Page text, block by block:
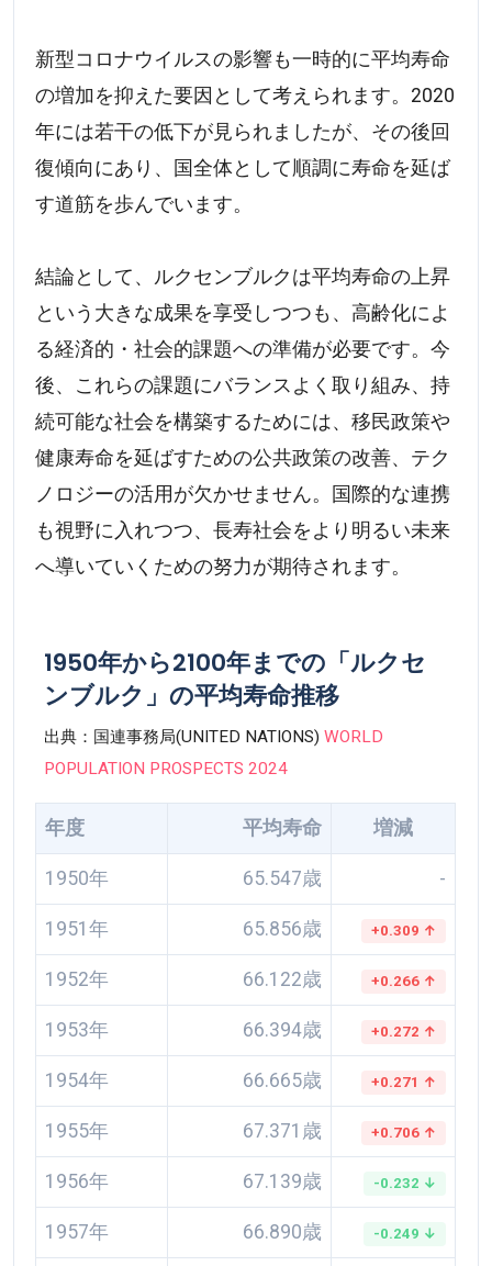
新型コロナウイルスの影響も一時的に平均寿命
の増加を抑えた要因として考えられます。2020
年には若干の低下が見られましたが、その後回
復傾向にあり、国全体として順調に寿命を延ば
す道筋を歩んでいます。
結論として、ルクセンブルクは平均寿命の上昇
という大きな成果を享受しつつも、高齢化によ
る経済的・社会的課題への準備が必要です。今
後、これらの課題にバランスよく取り組み、持
続可能な社会を構築するためには、移民政策や
健康寿命を延ばすための公共政策の改善、テク
ノロジーの活用が欠かせません。国際的な連携
も視野に入れつつ、長寿社会をより明るい未来
へ導いていくための努力が期待されます。
1950年から2100年までの「ルクセ
ンブルク」の平均寿命推移
出典：国連事務局(UNITED NATIONS)WORLD
POPULATION PROSPECTS 2024
年度 平均寿命 増減
1950年 65.547歳 -
1951年 65.856歳 +0.309 ↑
1952年 66.122歳 +0.266 ↑
1953年 66.394歳 +0.272 ↑
1954年 66.665歳 +0.271 ↑
1955年 67.371歳 +0.706 ↑
1956年 67.139歳 -0.232 ↓
1957年 66.890歳 -0.249 ↓